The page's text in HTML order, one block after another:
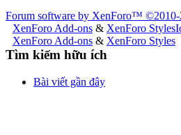
Forum software by XenForo™ ©2010-
XenForo Add-ons & XenForo Styles
XenForo Add-ons & XenForo Styles
Tìm kiếm hữu ích
Bài viết gần đây